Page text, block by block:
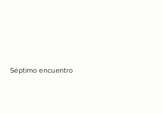
Séptimo encuentro